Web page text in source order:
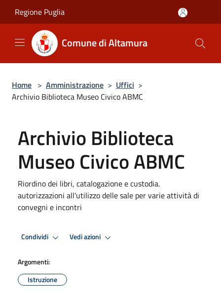
Regione Puglia
Comune di Altamura
Home > Amministrazione > Uffici >
Archivio Biblioteca Museo Civico ABMC
Archivio Biblioteca
Museo Civico ABMC
Riordino dei libri, catalogazione e custodia.
autorizzazioni all'utilizzo delle sale per varie attività di
convegni e incontri
Condividi Vedi azioni
Argomenti:
Istruzione